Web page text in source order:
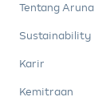
Tentang Aruna
Sustainability
Karir
Kemitraan